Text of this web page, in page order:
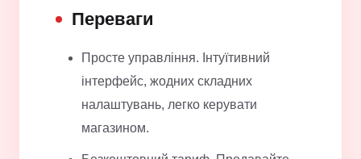
Переваги
Просте управління. Інтуїтивний
інтерфейс, жодних складних
налаштувань, легко керувати
магазином.